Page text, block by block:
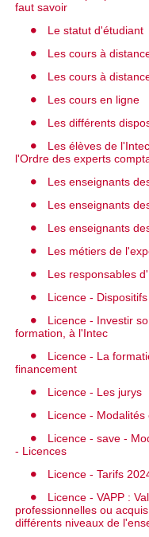
faut savoir
Le statut d'étudiant
Les cours à
Les cours à
Les cours en ligne
Les différents
Les élèves de
l'Ordre des experts
Les enseignants
Les enseignants
Les enseignants
Les métiers de
Les responsables
Licence -
Licence - Investir
formation, à l'Intec
Licence - La
financement
Licence - Les jurys
Licence -
Licence - save -
- Licences
Licence - Tarifs
Licence - VAPP :
professionnelles ou
différents niveaux de